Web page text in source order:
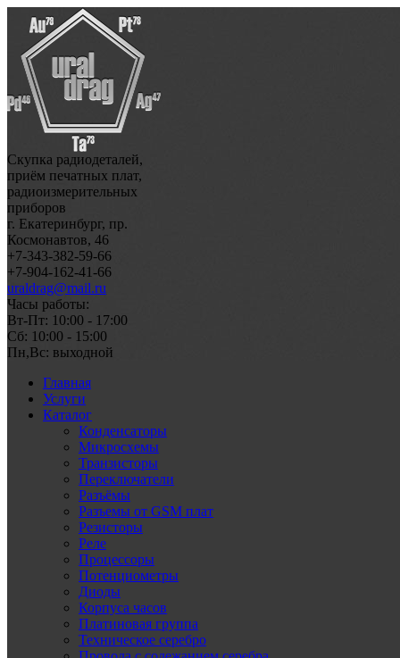
Скупка радиодеталей,
приём печатных плат,
радиоизмерительных
приборов
г. Екатеринбург, пр.
Космонавтов, 46
+7-343-382-59-66
+7-904-162-41-66
uraldrag@mail.ru
Часы работы:
Вт-Пт: 10:00 - 17:00
Сб: 10:00 - 15:00
Пн,Вс: выходной
Главная
Услуги
Каталог
Конденсаторы
Микросхемы
Транзисторы
Переключатели
Разъёмы
Разъемы от GSM плат
Резисторы
Реле
Процессоры
Потенциометры
Диоды
Корпуса часов
Платиновая группа
Техническое серебро